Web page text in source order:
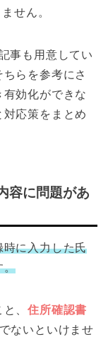
せん。
事も用意してい
らを参考にさ
効化ができな
応策をまとめ
容に問題があ
時に入力した氏
。
と、住所確認書
でないといけませ